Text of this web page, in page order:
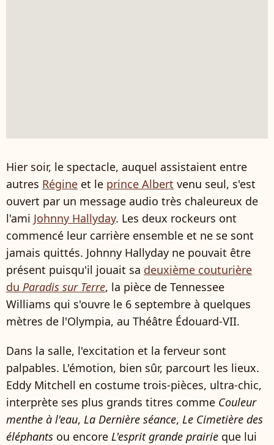
Hier soir, le spectacle, auquel assistaient entre
autres Régine et le prince Albert venu seul, s'est
ouvert par un message audio très chaleureux de
l'ami Johnny Hallyday. Les deux rockeurs ont
commencé leur carrière ensemble et ne se sont
jamais quittés. Johnny Hallyday ne pouvait être
présent puisqu'il jouait sa deuxième couturière
du Paradis sur Terre, la pièce de Tennessee
Williams qui s'ouvre le 6 septembre à quelques
mètres de l'Olympia, au Théâtre Édouard-VII.
Dans la salle, l'excitation et la ferveur sont
palpables. L'émotion, bien sûr, parcourt les lieux.
Eddy Mitchell en costume trois-pièces, ultra-chic,
interprète ses plus grands titres comme Couleur
menthe à l'eau, La Dernière séance, Le Cimetière des
éléphants ou encore L'esprit grande prairie que lui